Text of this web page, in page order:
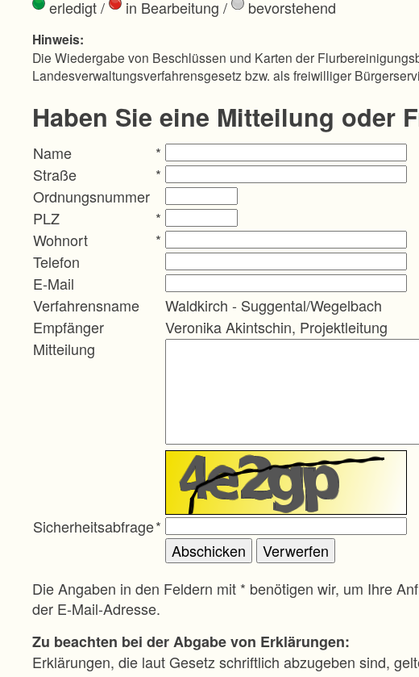
erledigt/ in Bearbeitung / bevorstehend
Hinweis:
Die Wiedergabe von Beschlüssen und Karten der
Landesverwaltungsverfahrensgesetz bzw. als freiwilliger
Haben Sie eine Mitteilung oder
Name
*
Straße
*
Ordnungsnummer
PLZ
*
Wohnort
*
Telefon
E-Mail
Verfahrensname
Waldkirch - Suggental/Wegelbach
Empfänger
Veronika Akintschin, Projektleitung
Mitteilung
Sicherheitsabfrage*
Die Angaben in den Feldern mit * benötigen wir, um Ihre
der E-Mail-Adresse.
Zu beachten bei der Abgabe von Erklärungen:
Erklärungen, die laut Gesetz schriftlich abzugeben sind,